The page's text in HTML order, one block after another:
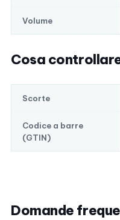
Volume
Cosa
Scorte
Codice a barre
(GTIN)
Domande